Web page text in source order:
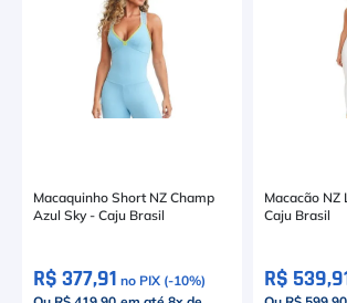
Macaquinho Short NZ Champ
Azul Sky - Caju Brasil
R$ 377,91 no PIX (-10%)
Macacão NZ
Caju Brasil
R$ 539,91